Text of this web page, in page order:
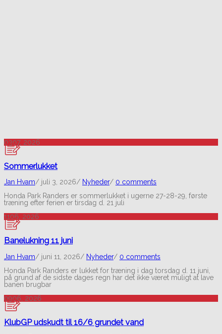
0307, 2026
Sommerlukket
Jan Hvam/ juli 3, 2026/ Nyheder/ 0 comments
Honda Park Randers er sommerlukket i ugerne 27-28-29, første
træning efter ferien er tirsdag d. 21 juli
1106, 2026
Banelukning 11 juni
Jan Hvam/ juni 11, 2026/ Nyheder/ 0 comments
Honda Park Randers er lukket for træning i dag torsdag d. 11 juni,
på grund af de sidste dages regn har det ikke været muligt at lave
banen brugbar
0906, 2026
KlubGP udskudt til 16/6 grundet vand